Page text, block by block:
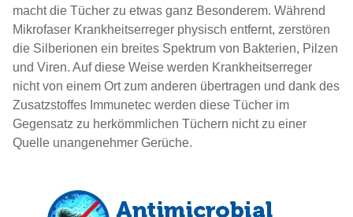
macht die Tücher zu etwas ganz Besonderem. Während
Mikrofaser Krankheitserreger physisch entfernt, zerstören
die Silberionen ein breites Spektrum von Bakterien, Pilzen
und Viren. Auf diese Weise werden Krankheitserreger
nicht von einem Ort zum anderen übertragen und dank des
Zusatzstoffes Immunetec werden diese Tücher im
Gegensatz zu herkömmlichen Tüchern nicht zu einer
Quelle unangenehmer Gerüche.